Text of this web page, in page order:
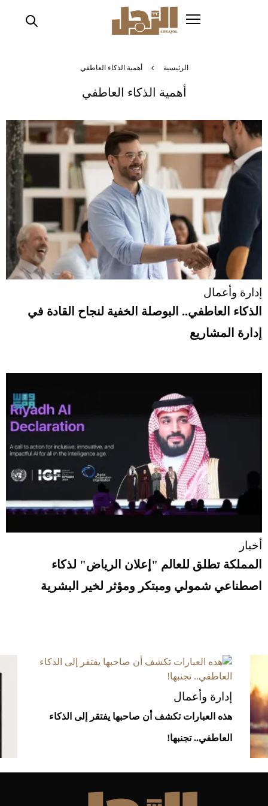
الرئيسية أهمية الذكاء العاطفي
أهمية الذكاء العاطفي
إدارة وأعمال
الذكاء العاطفي.. البوصلة الخفية لنجاح القادة في
إدارة المشاريع
أخبار
المملكة تطلق للعالم "إعلان الرياض" لذكاء
اصطناعي شمولي ومبتكر ومؤثر لخير البشرية
إدارة وأعمال
هذه العبارات تكشف أن صاحبها يفتقر إلى الذكاء
العاطفي.. تجنبها!